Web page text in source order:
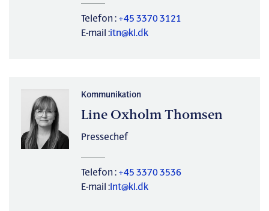
Telefon : +45 3370 3121
E-mail :itn@kl.dk
Kommunikation
Line Oxholm Thomsen
Pressechef
Telefon : +45 3370 3536
E-mail : lnt@kl.dk